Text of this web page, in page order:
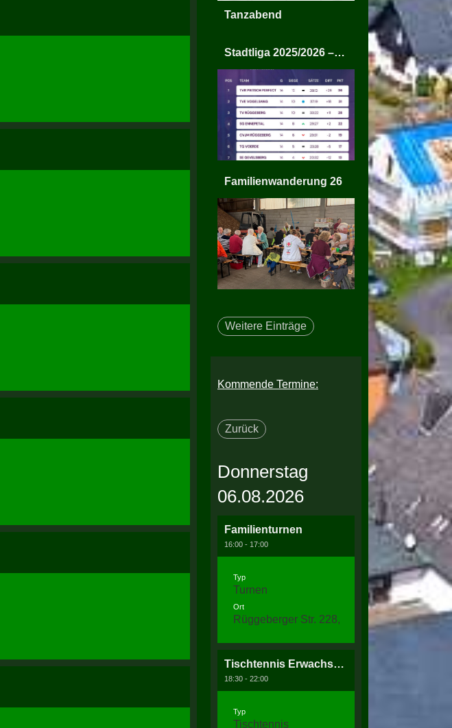
Tanzabend
Stadtliga 2025/2026 – TV Rüggeberg Mixed
Familienwanderung 26
Weitere Einträge
Kommende Termine:
Zurück
Donnerstag
06.08.2026
Familienturnen
16:00 - 17:00
Typ
Turnen
Ort
Rüggeberger Str. 228, 58256 Ennepetal
Tischtennis Erwachsenentraining
18:30 - 22:00
Typ
Tischtennis